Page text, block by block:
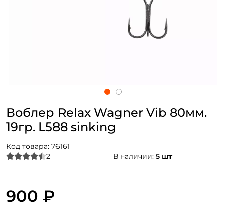
Воблер Relax Wagner Vib 80мм.
19гр. L588 sinking
Код товара: 76161
2
В наличии: 5 шт
900 ₽